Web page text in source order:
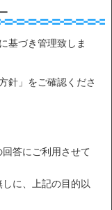
基づき管理致しま
針」をご確認くださ
答にご利用させて
に、上記の目的以